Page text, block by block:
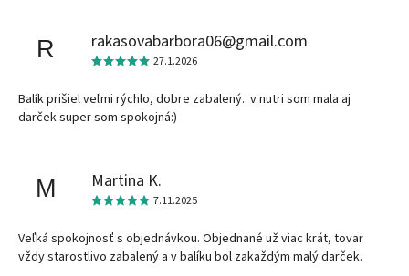
R rakasovabarbora06@gmail.com
27.1.2026
Balík prišiel veľmi rýchlo, dobre zabalený.. v nutri som mala aj
darček super som spokojná:)
M Martina K.
7.11.2025
Veľká spokojnosť s objednávkou. Objednané už viac krát, tovar
vždy starostlivo zabalený a v balíku bol zakaždým malý darček.